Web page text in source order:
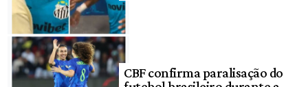
CBF confirma paralisação do